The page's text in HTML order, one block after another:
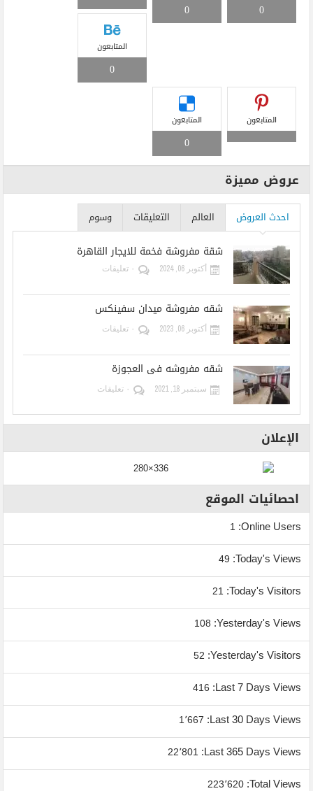
0
0
المتابعون
0
المتابعون المتابعون
0
عروض مميزة
احدث العروض العالم التعليقات وسوم
شقة مفروشة فخمة للايجار القاهرة
أكتوبر 06, 2024 ٠ تعليقات
شقه مفروشة ميدان سفينكس
أكتوبر 06, 2023 ٠ تعليقات
شقه مفروشه فى العجوزة
سبتمبر 18, 2021 ٠ تعليقات
الإعلان
احصائيات الموقع
Online Users:
1
Today's Views:
49
Today's Visitors:
21
Yesterday's Views:
108
Yesterday's Visitors:
52
Last 7 Days Views:
416
Last 30 Days Views: 1٬667
Last 365 Days Views: 22٬801
Total Views: 223٬620